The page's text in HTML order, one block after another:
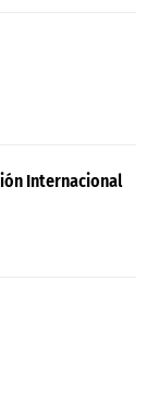
Internacional